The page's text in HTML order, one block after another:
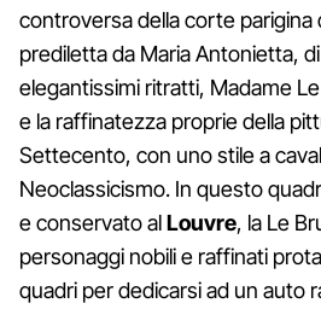
controversa della corte parigina
prediletta da Maria Antonietta,
elegantissimi ritratti, Madame
e la raffinatezza proprie della
Settecento, con uno stile a
Neoclassicismo. In questo
e conservato alLouvre, la Le
personaggi nobili e raffinati
quadri per dedicarsi ad un auto